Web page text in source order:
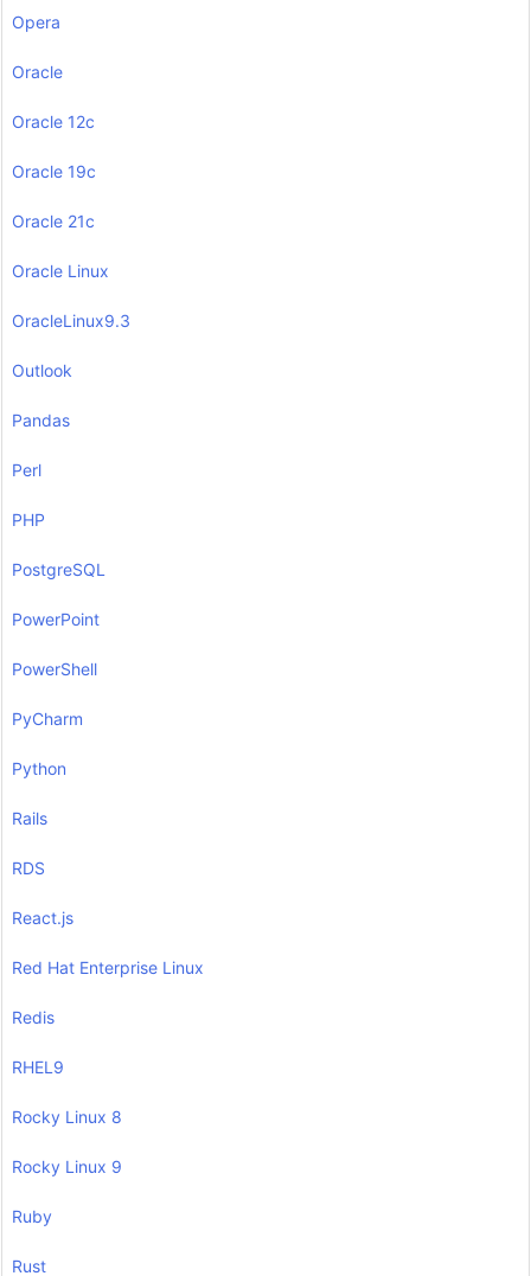
Opera
Oracle
Oracle 12c
Oracle 19c
Oracle 21c
Oracle Linux
OracleLinux9.3
Outlook
Pandas
Perl
PHP
PostgreSQL
PowerPoint
PowerShell
PyCharm
Python
Rails
RDS
React.js
Red Hat Enterprise Linux
Redis
RHEL9
Rocky Linux 8
Rocky Linux 9
Ruby
Rust